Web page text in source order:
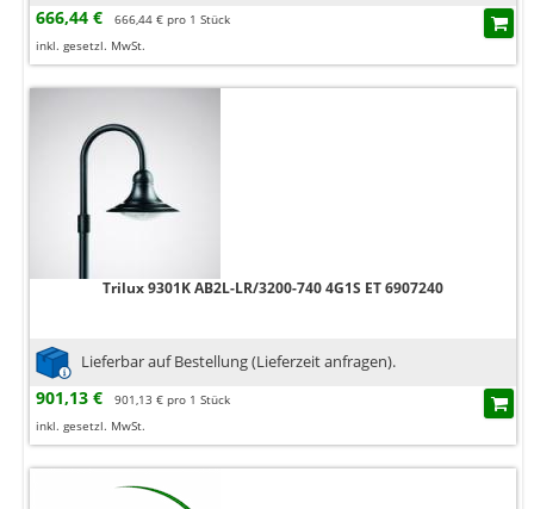
666,44 €
666,44 € pro 1 Stück
inkl. gesetzl. MwSt.
Trilux 9301K AB2L-LR/3200-740 4G1S ET 6907240
Lieferbar auf Bestellung (Lieferzeit anfragen).
901,13 €
901,13 € pro 1 Stück
inkl. gesetzl. MwSt.